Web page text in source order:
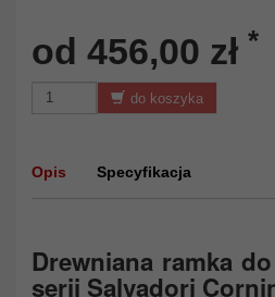
od 456,00 zł *
do koszyka
Opis Specyfikacja
Drewniana ramka
serii Salvadori